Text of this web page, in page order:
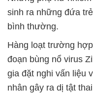
sinh ra những đứa
bình thường.
Hàng loạt trường
đoạn bùng nổ virus
gia đặt nghi vấn liệu
nhân gây ra dị tật